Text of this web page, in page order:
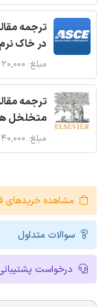
ترجمه
در خاک نرم
مبلغ: ۱۲۰,۰۰۰ تومان
ترجمه
متخلخل
مبلغ: ۱۴۰,۰۰۰ تومان
مشاهده خریدهای
سوالات متداول
درخواست